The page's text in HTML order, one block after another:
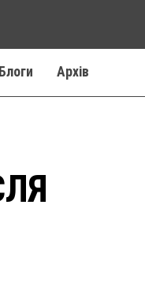
Блоги Aрхів